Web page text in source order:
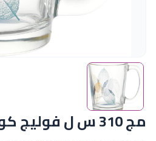
مج 310 س ل فوليج كونيك